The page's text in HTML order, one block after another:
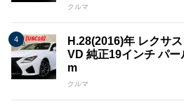
クルマ
H.28(2016)年 レクサ
VD 純正19インチ パ
m
クルマ